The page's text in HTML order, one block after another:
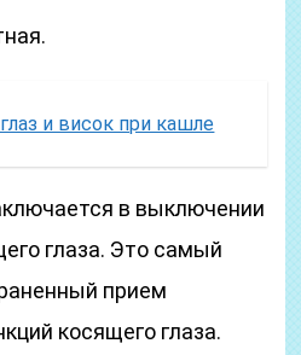
и висок при кашле
в выключении
глаза. Это самый
прием
косящего глаза.